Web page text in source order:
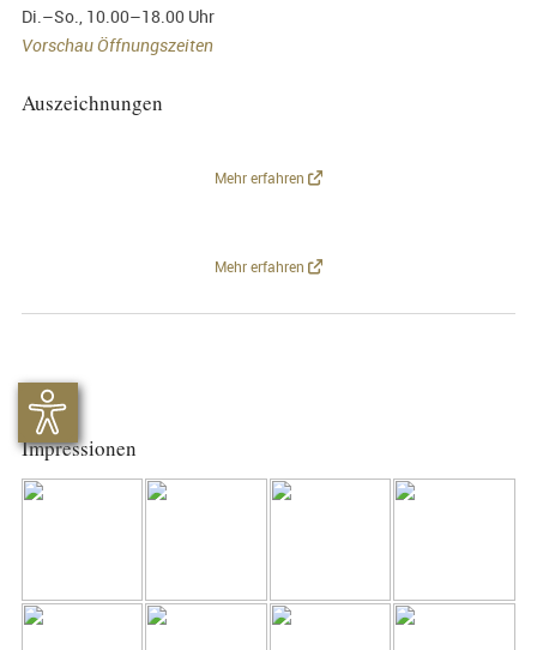
Di.–So., 10.00–18.00 Uhr
Vorschau Öffnungszeiten
Auszeichnungen
Mehr erfahren
Mehr erfahren
Impressionen